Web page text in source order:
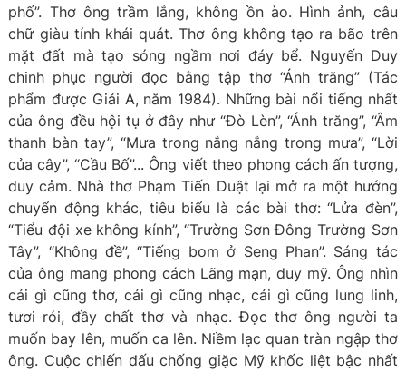
phố”. Thơ ông trầm lắng, không ồn ào. Hình ảnh, câu
chữ giàu tính khái quát. Thơ ông không tạo ra bão trên
mặt đất mà tạo sóng ngầm nơi đáy bể. Nguyến Duy
chinh phục người đọc bằng tập thơ “Ánh trăng” (Tác
phẩm được Giải A, năm 1984). Những bài nổi tiếng nhất
của ông đều hội tụ ở đây như “Đò Lèn”, “Ánh trăng”, “Âm
thanh bàn tay”, “Mưa trong nắng nắng trong mưa”, “Lời
của cây”, “Cầu Bố”... Ông viết theo phong cách ấn tượng,
duy cảm. Nhà thơ Phạm Tiến Duật lại mở ra một hướng
chuyển động khác, tiêu biểu là các bài thơ: “Lửa đèn”,
“Tiểu đội xe không kính”, “Trường Sơn Đông Trường Sơn
Tây”, “Không đề”, “Tiếng bom ở Seng Phan”. Sáng tác
của ông mang phong cách Lãng mạn, duy mỹ. Ông nhìn
cái gì cũng thơ, cái gì cũng nhạc, cái gì cũng lung linh,
tươi rói, đầy chất thơ và nhạc. Đọc thơ ông người ta
muốn bay lên, muốn ca lên. Niềm lạc quan tràn ngập thơ
ông. Cuộc chiến đấu chống giặc Mỹ khốc liệt bậc nhất